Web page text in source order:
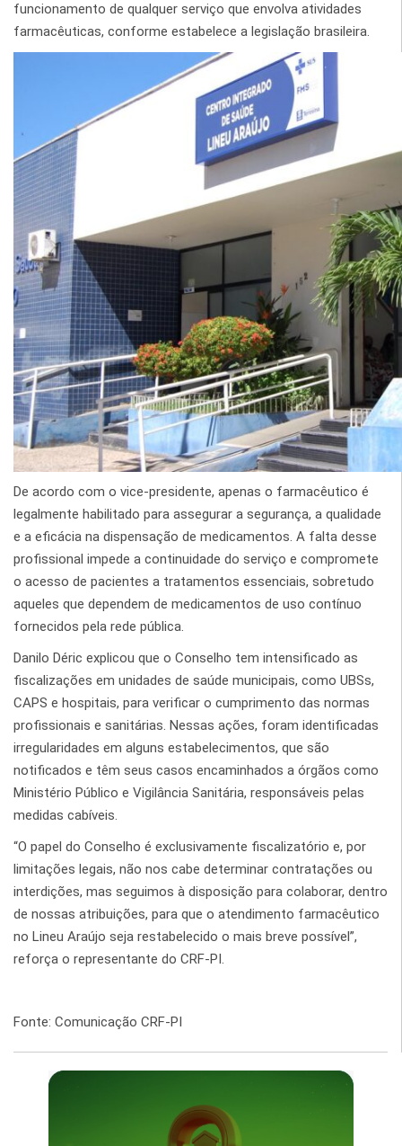
funcionamento de qualquer serviço que envolva atividades
farmacêuticas, conforme estabelece a legislação brasileira.
De acordo com o vice-presidente, apenas o farmacêutico é
legalmente habilitado para assegurar a segurança, a qualidade
e a eficácia na dispensação de medicamentos. A falta desse
profissional impede a continuidade do serviço e compromete
o acesso de pacientes a tratamentos essenciais, sobretudo
aqueles que dependem de medicamentos de uso contínuo
fornecidos pela rede pública.
Danilo Déric explicou que o Conselho tem intensificado as
fiscalizações em unidades de saúde municipais, como UBSs,
CAPS e hospitais, para verificar o cumprimento das normas
profissionais e sanitárias. Nessas ações, foram identificadas
irregularidades em alguns estabelecimentos, que são
notificados e têm seus casos encaminhados a órgãos como
Ministério Público e Vigilância Sanitária, responsáveis pelas
medidas cabíveis.
“O papel do Conselho é exclusivamente fiscalizatório e, por
limitações legais, não nos cabe determinar contratações ou
interdições, mas seguimos à disposição para colaborar, dentro
de nossas atribuições, para que o atendimento farmacêutico
no Lineu Araújo seja restabelecido o mais breve possível”,
reforça o representante do CRF-PI.
Fonte: Comunicação CRF-PI